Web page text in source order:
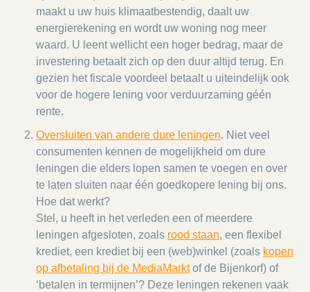
maakt u uw huis klimaatbestendig, daalt uw
energierekening en wordt uw woning nog meer
waard. U leent wellicht een hoger bedrag, maar de
investering betaalt zich op den duur altijd terug. En
gezien het fiscale voordeel betaalt u uiteindelijk ook
voor de hogere lening voor verduurzaming géén
rente.
Oversluiten van andere dure leningen. Niet veel
consumenten kennen de mogelijkheid om dure
leningen die elders lopen samen te voegen en over
te laten sluiten naar één goedkopere lening bij ons.
Hoe dat werkt?
Stel, u heeft in het verleden een of meerdere
leningen afgesloten, zoals rood staan, een flexibel
krediet, een krediet bij een (web)winkel (zoals kopen
op afbetaling bij de MediaMarktof de Bijenkorf) of
‘betalen in termijnen’? Deze leningen rekenen vaak